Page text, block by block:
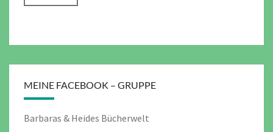
MEINE FACEBOOK – GRUPPE
Barbaras & Heides Bücherwelt